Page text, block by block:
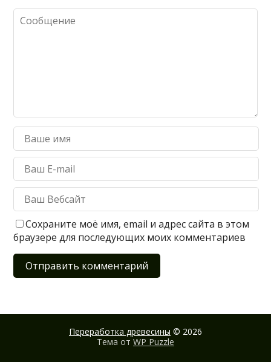
Сохраните моё имя, email и адрес сайта в этом
браузере для последующих моих комментариев
Переработка древесины © 2026
Тема от WP Puzzle